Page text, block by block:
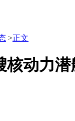
>正文
核动力潜